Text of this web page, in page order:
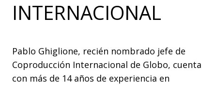
INTERNACIONAL
Pablo Ghiglione, recién nombrado jefe de
Coproducción Internacional de Globo, cuenta
con más de 14 años de experiencia en